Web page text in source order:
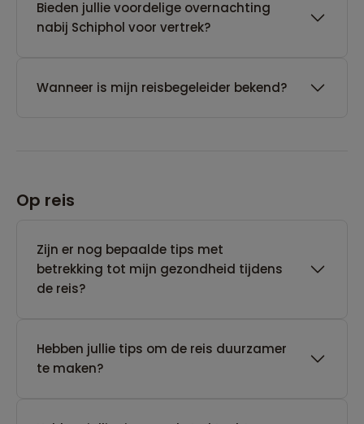
Bieden jullie voordelige overnachting
nabij Schiphol voor vertrek?
Wanneer is mijn reisbegeleider bekend?
Op reis
Zijn er nog bepaalde tips met
betrekking tot mijn gezondheid tijdens
de reis?
Hebben jullie tips om de reis duurzamer
te maken?